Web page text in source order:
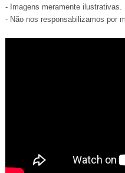
- Imagens meramente ilustrativas.
- Não nos responsabilizamos por